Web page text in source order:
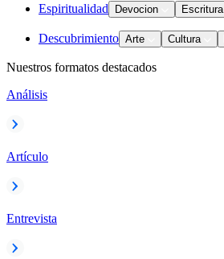
Espiritualidad Devocion Escritura
Descubrimiento Arte Cultura
Nuestros formatos destacados
Análisis
Artículo
Entrevista